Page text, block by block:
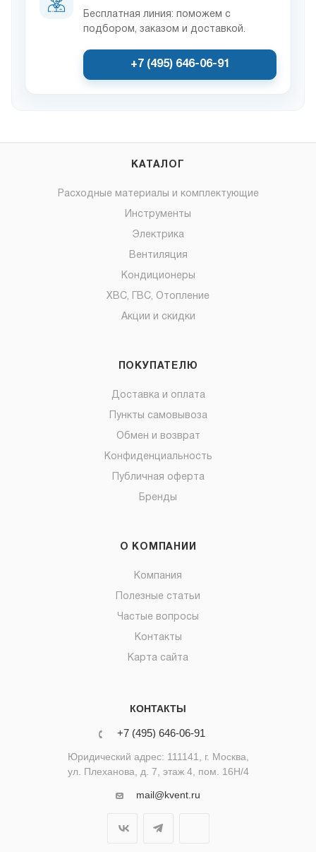
Бесплатная линия: поможем с
подбором, заказом и доставкой.
+7 (495) 646-06-91
КАТАЛОГ
Расходные материалы и комплектующие
Инструменты
Электрика
Вентиляция
Кондиционеры
ХВС, ГВС, Отопление
Акции и скидки
ПОКУПАТЕЛЮ
Доставка и оплата
Пункты самовывоза
Обмен и возврат
Конфиденциальность
Публичная оферта
Бренды
О КОМПАНИИ
Компания
Полезные статьи
Частые вопросы
Контакты
Карта сайта
КОНТАКТЫ
+7 (495) 646-06-91
Юридический адрес: 111141, г. Москва,
ул. Плеханова, д. 7, этаж 4, пом. 16Н/4
mail@kvent.ru